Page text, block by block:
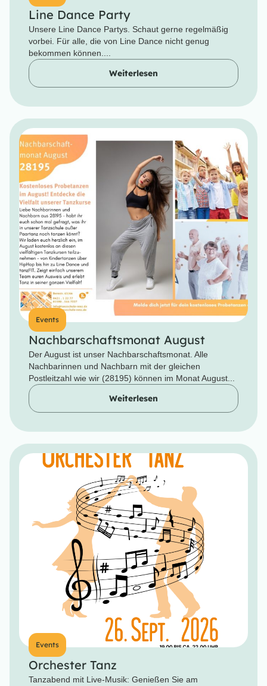
Line Dance Party
Unsere Line Dance Partys. Schaut gerne regelmäßig
vorbei. Für alle, die von Line Dance nicht genug
bekommen können....
Weiterlesen
Events
Nachbarschaftsmonat August
Der August ist unser Nachbarschaftsmonat. Alle
Nachbarinnen und Nachbarn mit der gleichen
Postleitzahl wie wir (28195) können im Monat August...
Weiterlesen
Events
Orchester Tanz
Tanzabend mit Live-Musik: Genießen Sie am